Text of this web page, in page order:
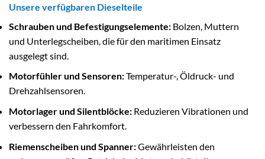
Unsere verfügbaren Dieselteile
Schrauben und Befestigungselemente: Bolzen, Muttern
und Unterlegscheiben, die für den maritimen Einsatz
ausgelegt sind.
Motorfühler und Sensoren:Temperatur-, Öldruck- und
Drehzahlsensoren.
Motorlager und Silentblöcke: Reduzieren Vibrationen und
verbessern den Fahrkomfort.
Riemenscheiben und Spanner:Gewährleisten den